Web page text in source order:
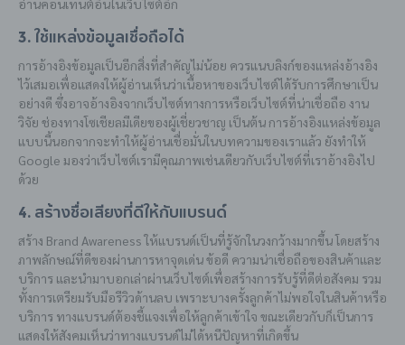
อ่านคอนเทนต์อื่นในเว็บไซต์อีก
3. ใช้แหล่งข้อมูลเชื่อถือได้
การอ้างอิงข้อมูลเป็นอีกสิ่งที่สำคัญไม่น้อย ควรแนบลิงก์ของแหล่งอ้างอิง
ไว้เสมอเพื่อแสดงให้ผู้อ่านเห็นว่าเนื้อหาของเว็บไซต์ได้รับการศึกษาเป็น
อย่างดี ซึ่งอาจอ้างอิงจากเว็บไซต์ทางการหรือเว็บไซต์ที่น่าเชื่อถือ งาน
วิจัย ช่องทางโซเชียลมีเดียของผู้เชี่ยวชาญ เป็นต้น การอ้างอิงแหล่งข้อมูล
แบบนี้นอกจากจะทำให้ผู้อ่านเชื่อมั่นในบทความของเราแล้ว ยังทำให้
Google มองว่าเว็บไซต์เรามีคุณภาพเช่นเดียวกับเว็บไซต์ที่เราอ้างอิงไป
ด้วย
4. สร้างชื่อเสียงที่ดีให้กับแบรนด์
สร้าง Brand Awareness ให้แบรนด์เป็นที่รู้จักในวงกว้างมากขึ้น โดยสร้าง
ภาพลักษณ์ที่ดีของผ่านการหาจุดเด่น ข้อดี ความน่าเชื่อถือของสินค้าและ
บริการ และนำมาบอกเล่าผ่านเว็บไซต์เพื่อสร้างการรับรู้ที่ดีต่อสังคม รวม
ทั้งการเตรียมรับมือรีวิวด้านลบ เพราะบางครั้งลูกค้าไม่พอใจในสินค้าหรือ
บริการ ทางแบรนด์ต้องชี้แจงเพื่อให้ลูกค้าเข้าใจ ขณะเดียวกับก็เป็นการ
แสดงให้สังคมเห็นว่าทางแบรนด์ไม่ได้หนีปัญหาที่เกิดขึ้น